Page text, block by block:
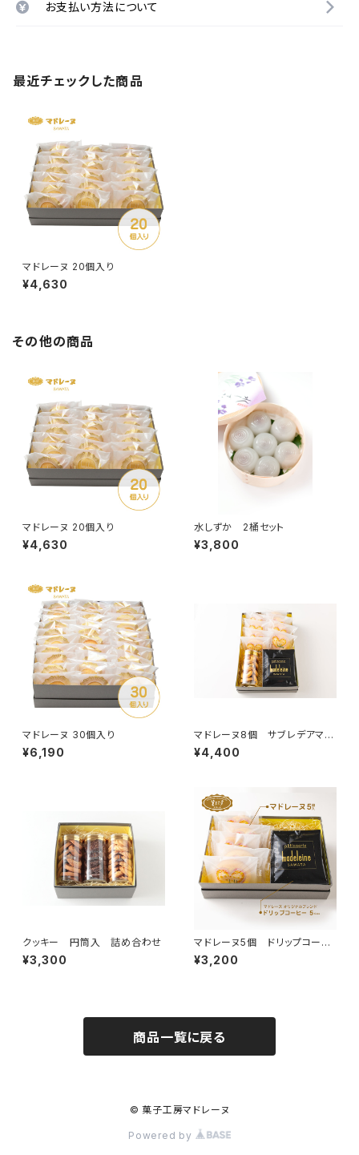
お支払い方法について
最近チェックした商品
マドレーヌ 20個入り
¥4,630
その他の商品
マドレーヌ 20個入り
¥4,630
水しずか 2桶セット
¥3,800
マドレーヌ 30個入り
¥6,190
マドレーヌ8個 サブレデアマン
ド1本 ドリップコーヒー5杯
分 セットA
¥4,400
クッキー 円筒入 詰め合わせ
¥3,300
マドレーヌ5個 ドリップコーヒ
ー5杯分 セットB
¥3,200
商品一覧に戻る
© 菓子工房マドレーヌ
Powered by